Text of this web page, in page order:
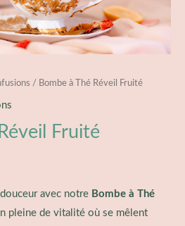
/ Bombe à Thé Réveil Fruité
Fruité
avec notre Bombe à Thé
pleine de vitalité où se mêlent